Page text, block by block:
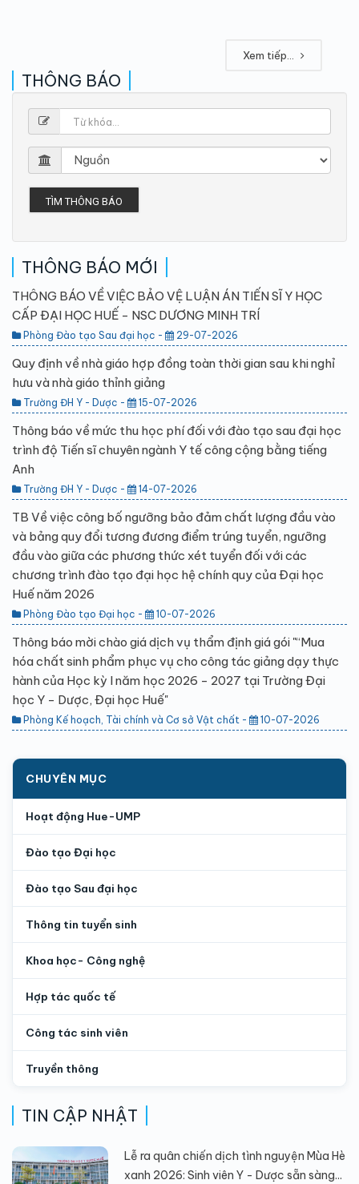
Xem tiếp...
THÔNG BÁO
TÌM THÔNG BÁO
THÔNG BÁO MỚI
THÔNG BÁO VỀ VIỆC BẢO VỆ LUẬN ÁN TIẾN SĨ Y HỌC
CẤP ĐẠI HỌC HUẾ - NSC DƯƠNG MINH TRÍ
Phòng Đào tạo Sau đại học - 29-07-2026
Quy định về nhà giáo hợp đồng toàn thời gian sau khi nghỉ
hưu và nhà giáo thỉnh giảng
Trường ĐH Y - Dược - 15-07-2026
Thông báo về mức thu học phí đối với đào tạo sau đại học
trình độ Tiến sĩ chuyên ngành Y tế công cộng bằng tiếng
Anh
Trường ĐH Y - Dược - 14-07-2026
TB Về việc công bố ngưỡng bảo đảm chất lượng đầu vào
và bảng quy đổi tương đương điểm trúng tuyển, ngưỡng
đầu vào giữa các phương thức xét tuyển đối với các
chương trình đào tạo đại học hệ chính quy của Đại học
Huế năm 2026
Phòng Đào tạo Đại học - 10-07-2026
Thông báo mời chào giá dịch vụ thẩm định giá gói "“Mua
hóa chất sinh phẩm phục vụ cho công tác giảng dạy thực
hành của Học kỳ I năm học 2026 - 2027 tại Trường Đại
học Y - Dược, Đại học Huế"
Phòng Kế hoạch, Tài chính và Cơ sở Vật chất - 10-07-2026
CHUYÊN MỤC
Hoạt động Hue-UMP
Đào tạo Đại học
Đào tạo Sau đại học
Thông tin tuyển sinh
Khoa học- Công nghệ
Hợp tác quốc tế
Công tác sinh viên
Truyền thông
TIN CẬP NHẬT
Lễ ra quân chiến dịch tình nguyện Mùa Hè
xanh 2026: Sinh viên Y - Dược sẵn sàng...